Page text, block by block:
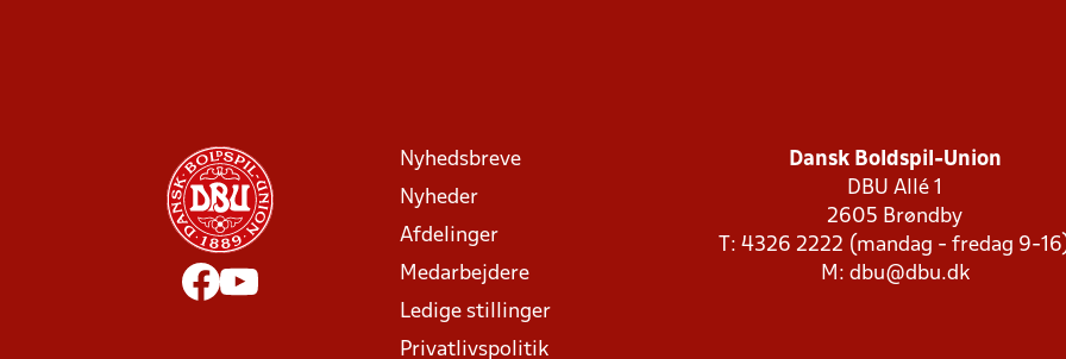
Nyhedsbreve
Nyheder
Afdelinger
Medarbejdere
Ledige stillinger
Privatlivspolitik
Dansk Boldspil-Union
DBU Allé 1
2605 Brøndby
T: 4326 2222 (mandag - fredag 9-
M: dbu@dbu.dk